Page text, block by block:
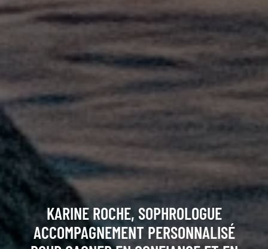
KARINE ROCHE, SOPHROLOGUE
ACCOMPAGNEMENT PERSONNALISÉ